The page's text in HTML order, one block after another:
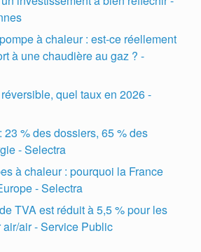
à chaleur : est-ce réellement
à une chaudière au gaz ? -
quel taux en 2026 -
23 % des dossiers, 65 % des
- Selectra
à chaleur : pourquoi la France
- Selectra
TVA est réduit à 5,5 % pour les
air - Service Public